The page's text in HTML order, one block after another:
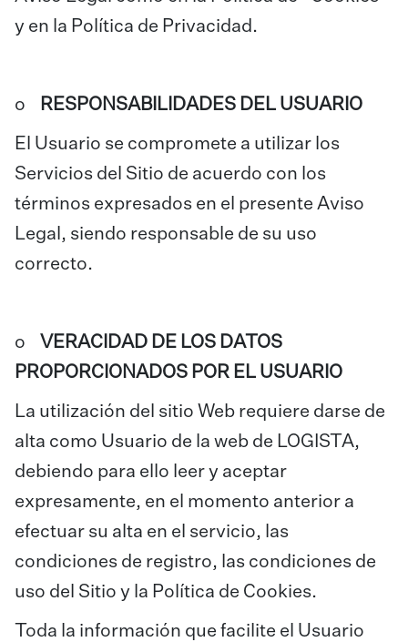
y en la Política de Privacidad.
o RESPONSABILIDADES DEL USUARIO
El Usuario se compromete a utilizar los
Servicios del Sitio de acuerdo con los
términos expresados en el presente Aviso
Legal, siendo responsable de su uso
correcto.
o VERACIDAD DE LOS DATOS
PROPORCIONADOS POR EL USUARIO
La utilización del sitio Web requiere darse de
alta como Usuario de la web de LOGISTA,
debiendo para ello leer y aceptar
expresamente, en el momento anterior a
efectuar su alta en el servicio, las
condiciones de registro, las condiciones de
uso del Sitio y la Política de Cookies.
Toda la información que facilite el Usuario